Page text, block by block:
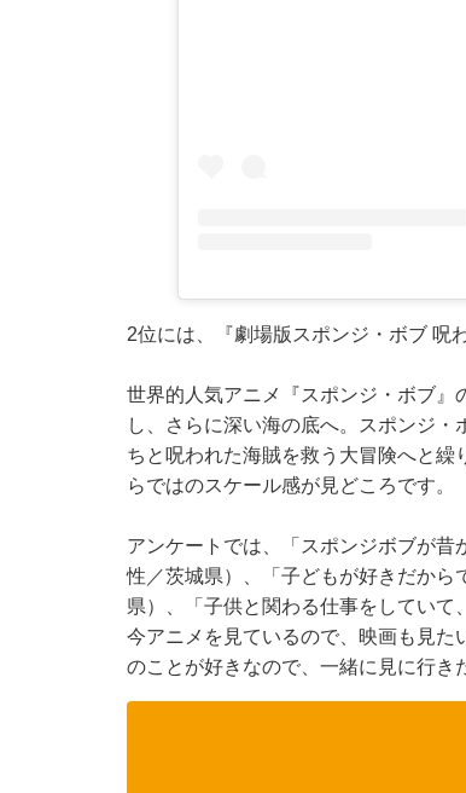
2位には、『劇場版スポンジ・ボブ 呪
世界的人気アニメ『スポンジ・ボブ』
し、さらに深い海の底へ。スポンジ・
ちと呪われた海賊を救う大冒険へと
らではのスケール感が見どころです。
アンケートでは、「スポンジボブが
性／茨城県）、「子どもが好きだから
県）、「子供と関わる仕事をしていて
今アニメを見ているので、映画も見
のことが好きなので、一緒に見に行き